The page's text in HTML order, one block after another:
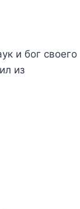
и бог своего
из